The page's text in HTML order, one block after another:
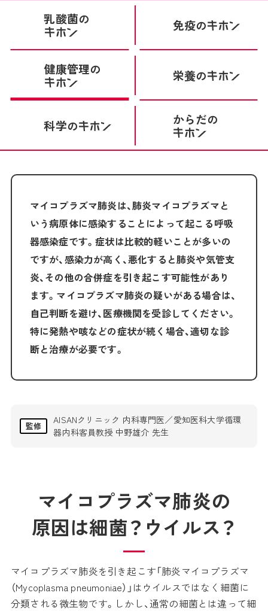
乳酸菌の 免疫の
健康管理の 栄養の
科学の からだの
マイコプラズマ肺炎は、肺炎マイコプラズマと
いう病原体に感染することによって起こる呼吸
器感染症です。症状は比較的軽いことが多いの
ですが、感染力が高く、悪化すると肺炎や気管支
炎、その他の合併症を引き起こす可能性があり
ます。マイコプラズマ肺炎の疑いがある場合は、
自己判断を避け、医療機関を受診してください。
特に発熱や咳などの症状が続く場合、適切な診
断と治療が必要です。
監修
AISANクリニック 内科専門医／愛知医科大学循環
器内科客員教授 中野雄介 先生
マイコプラズマ肺炎の
原因は細菌？ウイルス？
マイコプラズマ肺炎を引き起こす「肺炎マイコプラズマ
（Mycoplasma pneumoniae）」はウイルスではなく細菌に
分類される微生物です。しかし、通常の細菌とは違って細